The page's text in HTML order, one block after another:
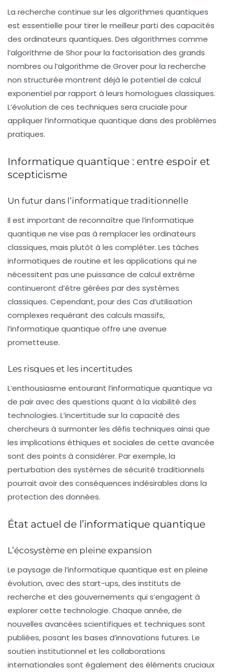
La recherche continue sur les algorithmes quantiques
est essentielle pour tirer le meilleur parti des capacités
des ordinateurs quantiques. Des algorithmes comme
l’algorithme de Shor pour la factorisation des grands
nombres ou l’algorithme de Grover pour la recherche
non structurée montrent déjà le potentiel de calcul
exponentiel par rapport à leurs homologues classiques.
L’évolution de ces techniques sera cruciale pour
appliquer l’informatique quantique dans des problèmes
pratiques.
Informatique quantique : entre espoir et
scepticisme
Un futur dans l’informatique traditionnelle
Il est important de reconnaître que l’informatique
quantique ne vise pas à remplacer les ordinateurs
classiques, mais plutôt à les compléter. Les tâches
informatiques de routine et les applications qui ne
nécessitent pas une puissance de calcul extrême
continueront d’être gérées par des systèmes
classiques. Cependant, pour des Cas d’utilisation
complexes requérant des calculs massifs,
l’informatique quantique offre une avenue
prometteuse.
Les risques et les incertitudes
L’enthousiasme entourant l’informatique quantique va
de pair avec des questions quant à la viabilité des
technologies. L’incertitude sur la capacité des
chercheurs à surmonter les défis techniques ainsi que
les implications éthiques et sociales de cette avancée
sont des points à considérer. Par exemple, la
perturbation des systèmes de sécurité traditionnels
pourrait avoir des conséquences indésirables dans la
protection des données.
État actuel de l’informatique quantique
L’écosystème en pleine expansion
Le paysage de l’informatique quantique est en pleine
évolution, avec des start-ups, des instituts de
recherche et des gouvernements qui s’engagent à
explorer cette technologie. Chaque année, de
nouvelles avancées scientifiques et techniques sont
publiées, posant les bases d’innovations futures. Le
soutien institutionnel et les collaborations
internationales sont également des éléments cruciaux